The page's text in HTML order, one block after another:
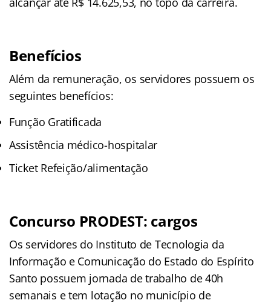
Benefícios
Além da remuneração, os servidores possuem os
seguintes benefícios:
Função Gratificada
Assistência médico-hospitalar
Ticket Refeição/alimentação
Concurso PRODEST: cargos
Os servidores do Instituto de Tecnologia da
Informação e Comunicação do Estado do Espírito
Santo possuem jornada de trabalho de 40h
semanais e tem lotação no município de